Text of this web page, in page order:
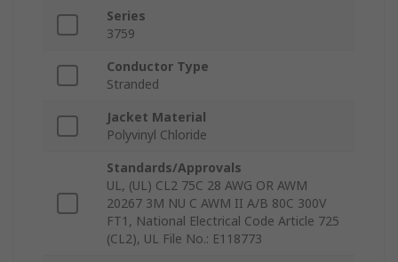
Series
3759
Conductor Type
Stranded
Jacket Material
Polyvinyl Chloride
Standards/Approvals
UL, (UL) CL2 75C 28 AWG OR AWM
20267 3M NU C AWM II A/B 80C 300V
FT1, National Electrical Code Article 725
(CL2), UL File No.: E118773